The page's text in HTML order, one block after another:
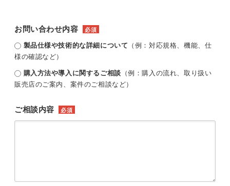
お問い合わせ内容 必須
製品仕様や技術的な詳細について （例：対応規格、機能、仕
様の確認など）
購入方法や導入に関するご相談 （例：購入の流れ、取り扱い
販売店のご案内、案件のご相談など）
ご相談内容 必須